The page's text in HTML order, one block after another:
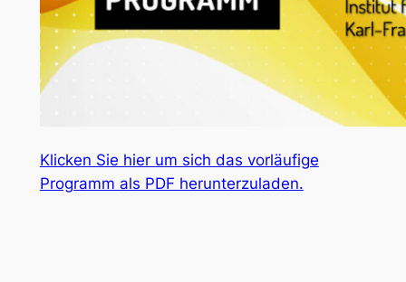
Klicken Sie hier um sich das vorläufige
Programm als PDF herunterzuladen.